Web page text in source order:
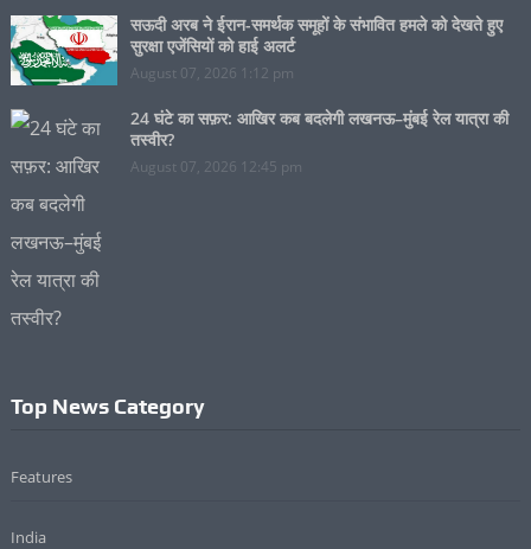
सऊदी अरब ने ईरान-समर्थक समूहों के संभावित हमले को देखते हुए
सुरक्षा एजेंसियों को हाई अलर्ट
August 07, 2026 1:12 pm
24 घंटे का सफ़र: आखिर कब बदलेगी लखनऊ–मुंबई रेल यात्रा की
तस्वीर?
August 07, 2026 12:45 pm
Top News Category
Features
India